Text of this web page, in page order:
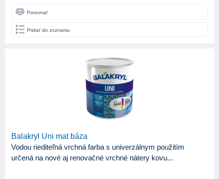
Porovnať
Pridať do zoznamu
Balakryl Uni mat báza
Vodou riediteľná vrchná farba s univerzálnym použitím
určená na nové aj renovačné vrchné nátery kovu...